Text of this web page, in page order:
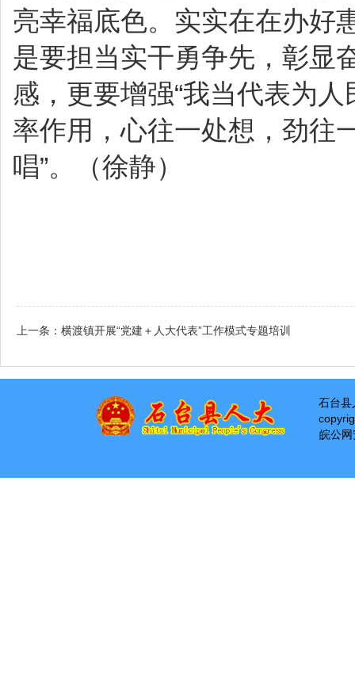
亮幸福底色。实实在在办好
是要担当实干勇争先，彰显
感，更要增强“我当代表为
率作用，心往一处想，劲往
唱”。（徐静）
上一条： 横渡镇开展“党建＋人大代表”工作模式专题培训
石台县
皖公